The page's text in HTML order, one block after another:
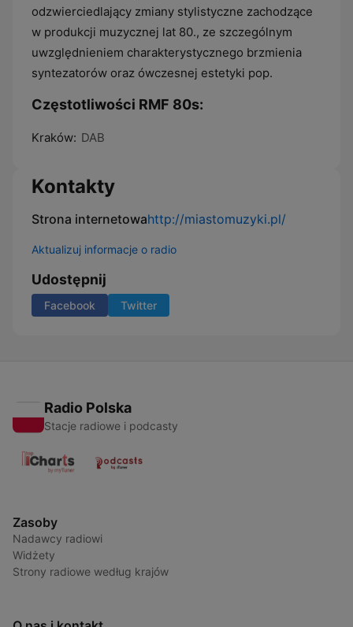
odzwierciedlający zmiany stylistyczne zachodzące
w produkcji muzycznej lat 80., ze szczególnym
uwzględnieniem charakterystycznego brzmienia
syntezatorów oraz ówczesnej estetyki pop.
Częstotliwości RMF 80s:
Kraków: DAB
Kontakty
Strona internetowahttp://miastomuzyki.pl/
Aktualizuj informacje o radio
Udostępnij
Facebook Twitter
Radio Polska
Stacje radiowe i podcasty
Zasoby
Nadawcy radiowi
Widżety
Strony radiowe według krajów